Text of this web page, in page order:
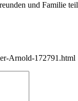
und Familie
Arnold-172791.html